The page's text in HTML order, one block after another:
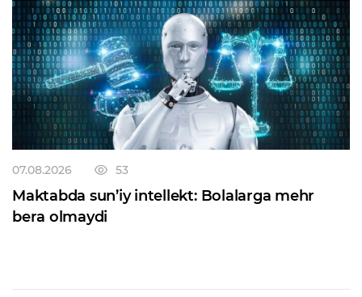
07.08.2026 53
Maktabda sun’iy intellekt: Bolalarga mehr
bera olmaydi